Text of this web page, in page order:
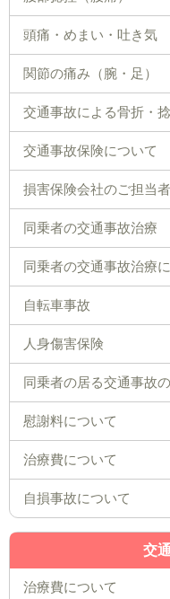
頭痛・めまい・吐き気
関節の痛み（腕・足）
交通事故による骨折・
交通事故保険について
損害保険会社のご担当
同乗者の交通事故治療
同乗者の交通事故治療
自転車事故
人身傷害保険
同乗者の居る交通事故
慰謝料について
治療費について
自損事故について
交
治療費について